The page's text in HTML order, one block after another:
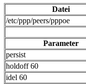
Datei
/etc/ppp/peers/pppoe
Parameter
persist
holdoff 60
idel 60